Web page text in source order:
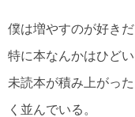
僕は増やすのが好きだ
特に本なんかはひどい
未読本が積み上がっ
く並んでいる。